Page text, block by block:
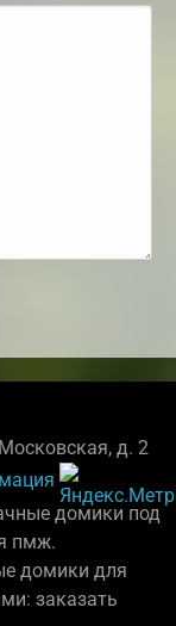
д. 2
домики под
пмж.
домики для
заказать